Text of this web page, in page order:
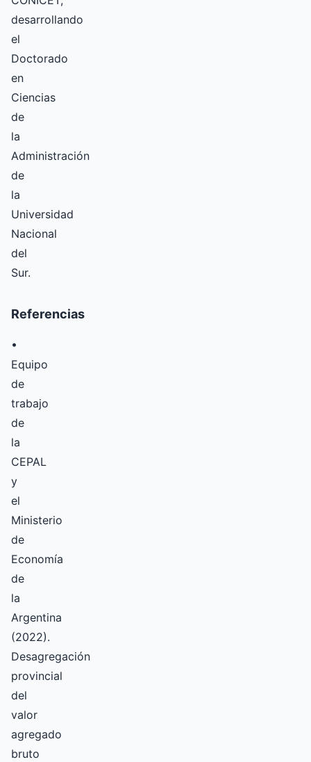
desarrollando
el
Doctorado
en
Ciencias
de
la
Administración
de
la
Universidad
Nacional
del
Sur.
Referencias
•
Equipo
de
trabajo
de
la
CEPAL
y
el
Ministerio
de
Economía
de
la
Argentina
(2022).
Desagregación
provincial
del
valor
agregado
bruto